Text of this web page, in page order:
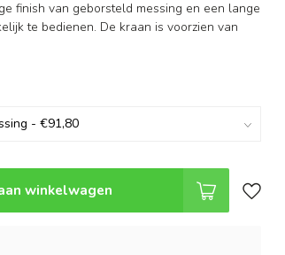
finish van geborsteld messing en een lange
te bedienen. De kraan is voorzien van
winkelwagen